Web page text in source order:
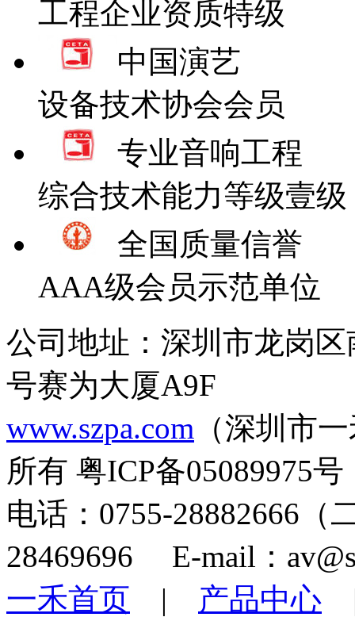
工程企业资质特级
中国演艺
设备技术协会会员
专业音响工程
综合技术能力等级壹级
全国质量信誉
AAA级会员示范单位
公司地址：深圳市龙岗
号赛为大厦A9F
www.szpa.com （深圳市
所有 粤ICP备05089975号
电话：0755-28882666
28469696 E-mail：
一禾首页 | 产品中心